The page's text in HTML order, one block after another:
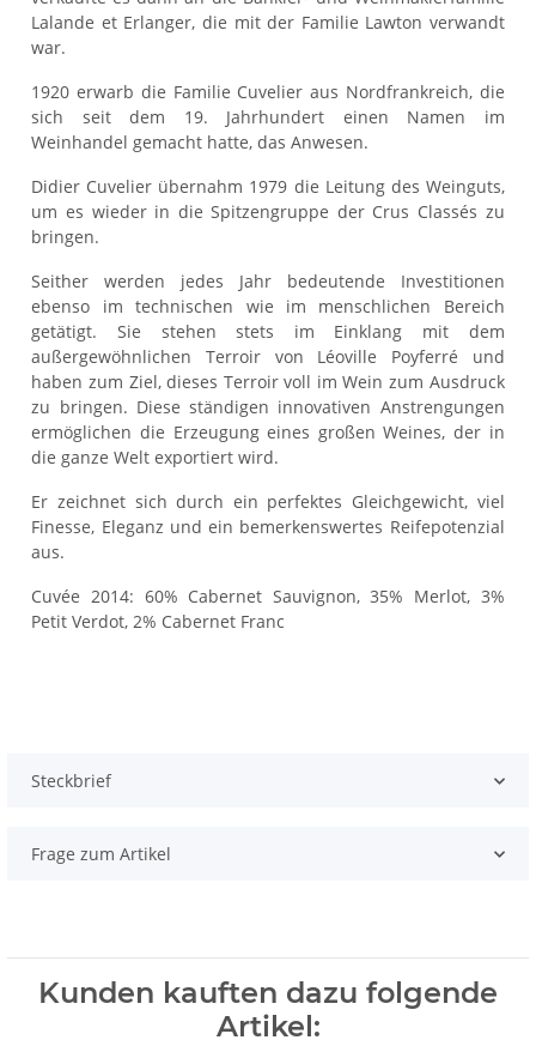
Lalande et Erlanger, die mit der Familie Lawton verwandt
war.
1920 erwarb die Familie Cuvelier aus Nordfrankreich, die
sich seit dem 19. Jahrhundert einen Namen im
Weinhandel gemacht hatte, das Anwesen.
Didier Cuvelier übernahm 1979 die Leitung des Weinguts,
um es wieder in die Spitzengruppe der Crus Classés zu
bringen.
Seither werden jedes Jahr bedeutende Investitionen
ebenso im technischen wie im menschlichen Bereich
getätigt. Sie stehen stets im Einklang mit dem
außergewöhnlichen Terroir von Léoville Poyferré und
haben zum Ziel, dieses Terroir voll im Wein zum Ausdruck
zu bringen. Diese ständigen innovativen Anstrengungen
ermöglichen die Erzeugung eines großen Weines, der in
die ganze Welt exportiert wird.
Er zeichnet sich durch ein perfektes Gleichgewicht, viel
Finesse, Eleganz und ein bemerkenswertes Reifepotenzial
aus.
Cuvée 2014: 60% Cabernet Sauvignon, 35% Merlot, 3%
Petit Verdot, 2% Cabernet Franc
Steckbrief
Frage zum Artikel
Kunden kauften dazu folgende
Artikel: